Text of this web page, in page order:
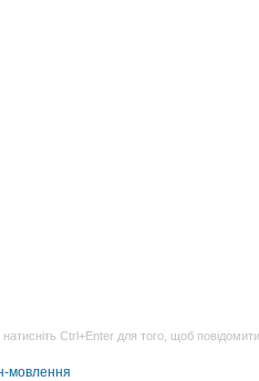
натисніть Ctrl+Enter для того, щоб
мовлення